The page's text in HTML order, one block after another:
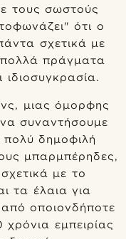
τους σωστούς
ότι ο
σχετικά με
πολλά πράγματα
μιας όμορφης
συναντήσουμε
δημοφιλή
μπαρμπέρηδες,
με το
τα έλαια για
οποιονδήποτε
εμπειρίας